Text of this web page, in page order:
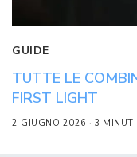
GUIDE
TUTTE LE
FIRST LIGHT
2 GIUGNO 2026 3